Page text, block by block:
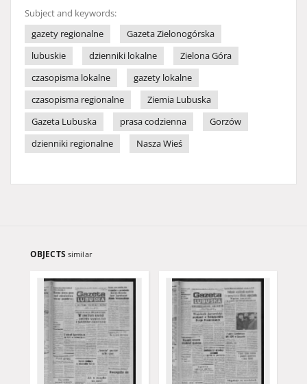
Subject and keywords:
gazety regionalne
Gazeta Zielonogórska
lubuskie
dzienniki lokalne
Zielona Góra
czasopisma lokalne
gazety lokalne
czasopisma regionalne
Ziemia Lubuska
Gazeta Lubuska
prasa codzienna
Gorzów
dzienniki regionalne
Nasza Wieś
OBJECTS similar